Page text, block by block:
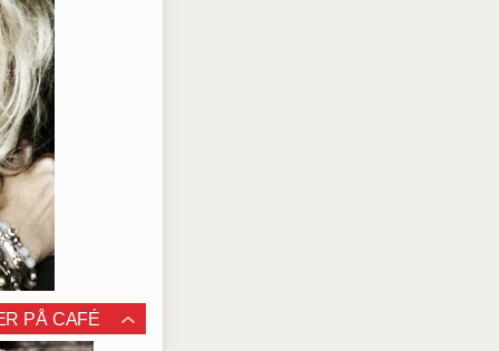
PÅ CAFÉ